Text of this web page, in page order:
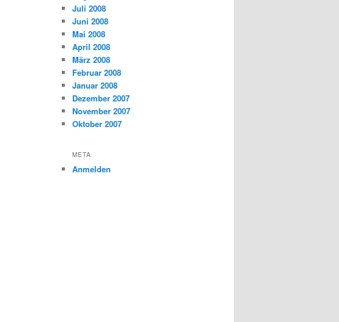
Juli 2008
Juni 2008
Mai 2008
April 2008
März 2008
Februar 2008
Januar 2008
Dezember 2007
November 2007
Oktober 2007
META
Anmelden